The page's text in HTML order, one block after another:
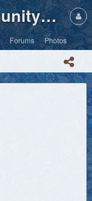
Insoler Community・Photos
Forums Photos